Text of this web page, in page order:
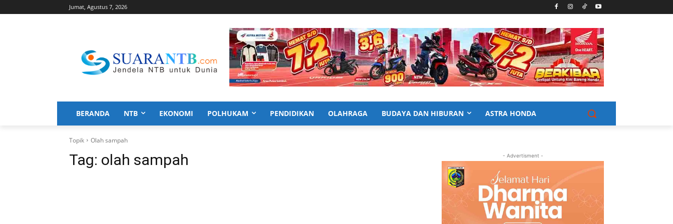
Jumat, Agustus 7, 2026
BERANDA NTB EKONOMI POLHUKAM PENDIDIKAN OLAHRAGA BUDAYA DAN HIBURAN ASTRA HONDA
Topik Olah sampah
Tag: olah sampah - Advertisment -